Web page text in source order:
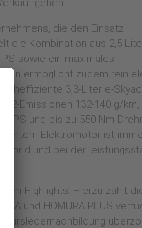
gehen.
die den Einsatz
die Kombination aus 2,5-
sowie ein maximales
ermöglicht zudem rein
3,3-Liter e-
Emissionen 132-140 g/km,
PS und bis zu 550 Nm
Elektromotor ist
und bei der
Highlights. Hierzu zählt
und HOMURA PLUS